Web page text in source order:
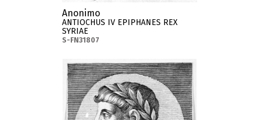
Anonimo
ANTIOCHUS IV EPIPHANES REX
SYRIAE
S-FN31807